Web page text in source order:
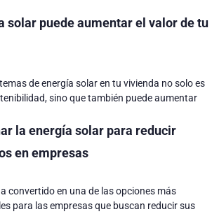
solar puede aumentar el valor de tu
de energía solar en tu vivienda no solo es
sino que también puede aumentar
la energía solar para reducir
en empresas
convertido en una de las opciones más
para las empresas que buscan reducir sus